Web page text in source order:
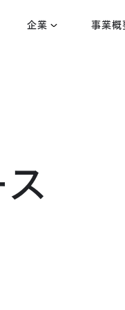
企業 事業概